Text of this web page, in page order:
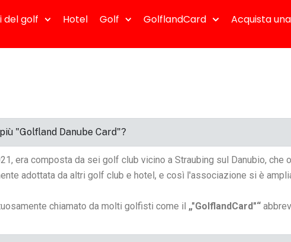
del golf Hotel Golf GolflandCard Acquista
"Golfland Danube Card"?
era composta da sei golf club vicino a Straubing sul Danubio,
adottata da altri golf club e hotel, e così l'associazione si è
chiamato da molti golfisti come il „"GolflandCard"“